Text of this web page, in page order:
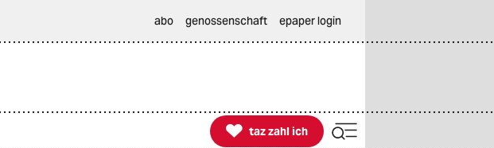
abo genossenschaft epaper login

taz zahl ich
taz zahl ich